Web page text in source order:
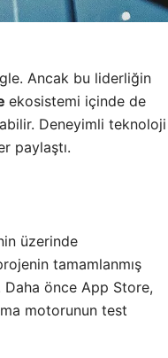
Ancak bu liderliğin
ekosistemi içinde de
Deneyimli teknoloji
paylaştı.
üzerinde
tamamlanmış
önce App Store,
motorunun test